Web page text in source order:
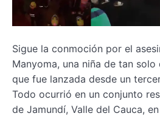
Sigue la conmoción por el
Manyoma, una niña de tan
que fue lanzada desde un
Todo ocurrió en un conjunto
de Jamundí, Valle del Cauca,